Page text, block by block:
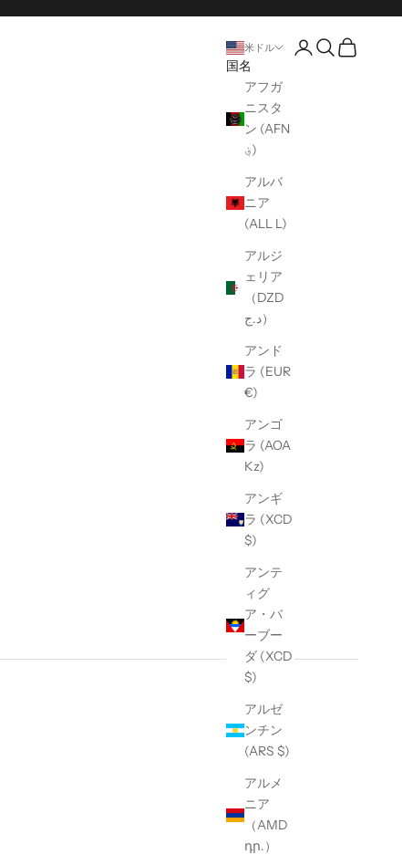
米ドル
国名
アフガ
ニスタ
ン (AFN
؋)
アルバ
ニア
(ALL L)
アルジ
ェリア
（DZD
د.ج）
アンド
ラ (EUR
€)
アンゴ
ラ (AOA
Kz)
アンギ
ラ (XCD
$)
アンテ
ィグ
ア・バ
ーブー
ダ (XCD
$)
アルゼ
ンチン
(ARS $)
アルメ
ニア
（AMD
դր.）
口座開設ページ
オープンサーチ
オープン